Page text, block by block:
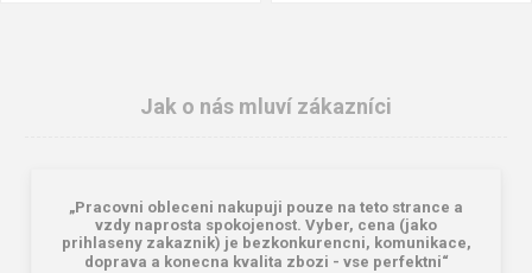
Jak o nás mluví zákazníci
„Pracovni obleceni nakupuji pouze na teto strance a
vzdy naprosta spokojenost. Vyber, cena (jako
prihlaseny zakaznik) je bezkonkurencni, komunikace,
doprava a konecna kvalita zbozi - vse perfektni“